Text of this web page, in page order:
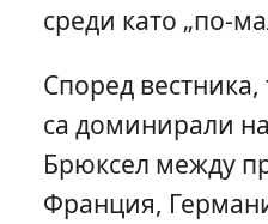
среди като „по-
Според
са доминирали
Брюксел между
Франция,